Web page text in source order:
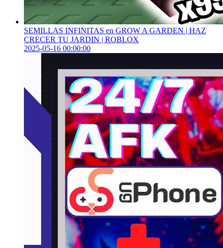
SEMILLAS INFINITAS en GROW A GARDEN | HAZ
CRECER TU JARDIN | ROBLOX
2025-05-16 00:00:00